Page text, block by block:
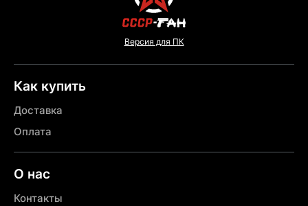
Версия для ПК
Как купить
Доставка
Оплата
О нас
Контакты